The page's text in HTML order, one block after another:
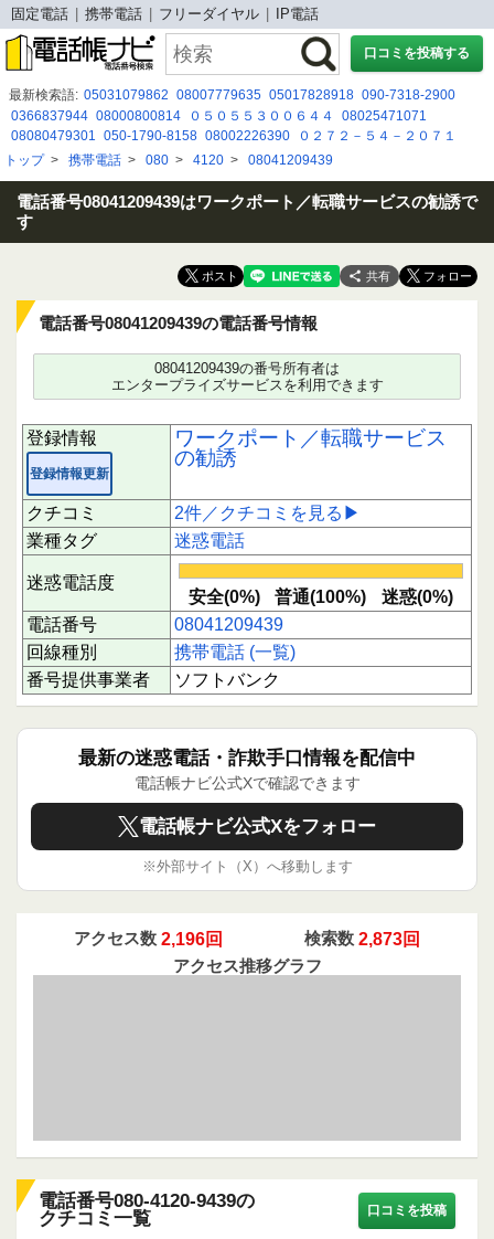
固定電話 携帯電話 フリーダイヤル IP電話
口コミを投稿する
最新検索語: 05031079862 08007779635 05017828918 090-7318-2900
0366837944 08000800814 ０５０５５３００６４４
08025471071
08080479301 050-1790-8158 08002226390
０２７２－５４－２０７１
0366358728 090 5063 0769 050 3115 6483 090-6770-9782
080 4992 4915 08008052212 08008080918 08008885419 08080479483
0888835016 08024153766 0528984493
トップ> 携帯電話 > 080 > 4120 > 08041209439
電話番号08041209439はワークポート／転職サービスの勧誘で
す
共有
電話番号08041209439の電話番号情報
08041209439の番号所有者は
エンタープライズサービスを利用できます
登録情報
登録情報更新
ワークポート／転職サービス
の勧誘
クチコミ
2件／クチコミを見る▶
業種タグ
迷惑電話
迷惑電話度
安全(0%) 普通(100%)
迷惑(0%)
電話番号
08041209439
回線種別
携帯電話 (一覧)
番号提供事業者
ソフトバンク
最新の迷惑電話・詐欺手口情報を配信中
電話帳ナビ公式Xで確認できます
電話帳ナビ公式Xをフォロー
※外部サイト（X）へ移動します
アクセス数 2,196回 検索数 2,873回
アクセス推移グラフ
電話番号080-4120-9439の
クチコミ一覧
口コミを投稿